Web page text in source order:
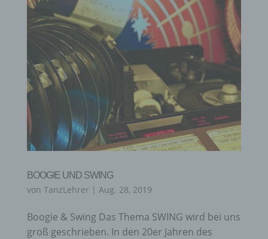
BOOGIE UND SWING
von TanzLehrer | Aug. 28, 2019
Boogie & Swing Das Thema SWING wird bei uns
groß geschrieben. In den 20er Jahren des